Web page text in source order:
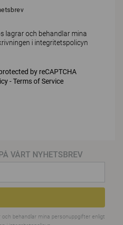
lagrar och behandlar mina
i integritetspolicyn
by reCAPTCHA
-Terms of Service
VÅRT NYHETSBREV
behandlar mina personuppgifter enligt